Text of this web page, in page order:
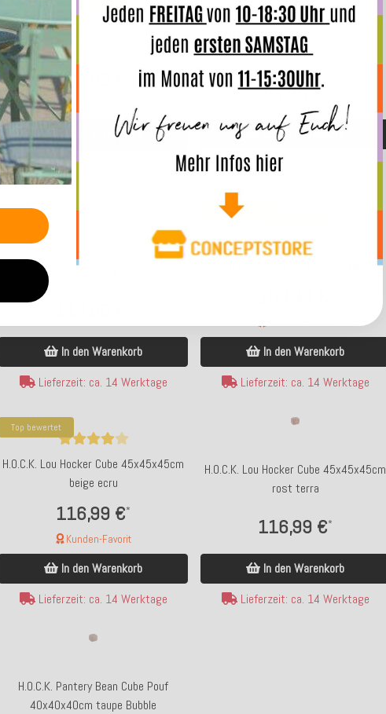
H.O.C.K. Nalou Hocker Cube eckig
45x45x45cm grün gemustert
103,99 €
Kunden-Favorit
In den Warenkorb
Lieferzeit: ca. 14 Werktage
H.O.C.K. Pantery Bean Cube Pouf
40x40x40cm olive Bubble
94,99 €*
In den Warenkorb
Lieferzeit: ca. 14 Werktage
H.O.C.K. Sera Uno Hocker Cube
45x45x45cm rot blau Einzelstreifen
In den Warenkorb
Lieferzeit: ca. 14 Werktage
Top bewertet
H.O.C.K. Alia Hocker Pouf rund
In den Warenkorb
Lieferzeit: ca. 14 Werktage
Top bewertet
H.O.C.K. Lou Hocker Cube 45x45x45cm
beige ecru
116,99 €*
Kunden-Favorit
In den Warenkorb
Lieferzeit: ca. 14 Werktage
H.O.C.K. Lou Hocker Cube 45x45x45cm
rost terra
116,99 €*
In den Warenkorb
Lieferzeit: ca. 14 Werktage
H.O.C.K. Pantery Bean Cube Pouf
40x40x40cm taupe Bubble